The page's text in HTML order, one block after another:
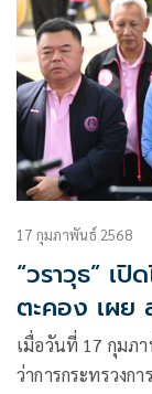
กระทรวง พม. ที่ต่
17 กุมภาพันธ์ 2568
“วราวุธ” เปิดไทม์ไลน์ ตั้งนิคมสร้างตนเองลำ
ตะคอง เผย
คกก.จ.โครา
น.ค.1-น.ค.3
เมื่อวันที่ 17 กุมภ
ว่าการกระทรวง